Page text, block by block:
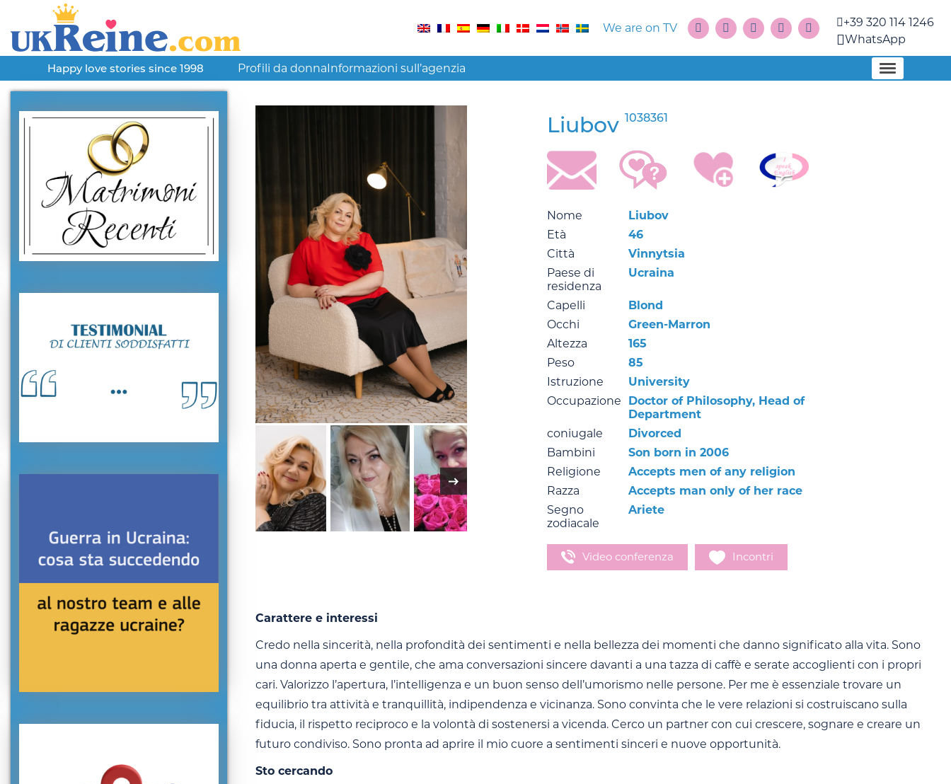
We are on TV
+39 320 114 1246
WhatsApp
Happy love stories since 1998 Profili da donnaInformazioni sull’agenzia
Liubov 1038361
Nome
Liubov
Età
46
Città
Vinnytsia
Paese di
residenza
Ucraina
Capelli
Blond
Occhi
Green-Marron
Altezza
165
Peso
85
Istruzione
University
Occupazione
Doctor of Philosophy, Head of
Department
coniugale
Divorced
Bambini
Son born in 2006
Religione
Accepts men of any religion
Razza
Accepts man only of her race
Segno
zodiacale
Ariete
Video conferenza Incontri
Carattere e interessi
Credo nella sincerità, nella profondità dei sentimenti e nella bellezza dei momenti che danno significato alla vita. Sono
una donna aperta e gentile, che ama conversazioni sincere davanti a una tazza di caffè e serate accoglienti con i propri
cari. Valorizzo l’apertura, l’intelligenza e un buon senso dell’umorismo nelle persone. Per me è essenziale trovare un
equilibrio tra attività e tranquillità, indipendenza e vicinanza. Sono convinta che le vere relazioni si costruiscano sulla
fiducia, il rispetto reciproco e la volontà di sostenersi a vicenda. Cerco un partner con cui crescere, sognare e creare un
futuro condiviso. Sono pronta ad aprire il mio cuore a sentimenti sinceri e nuove opportunità.
Sto cercando